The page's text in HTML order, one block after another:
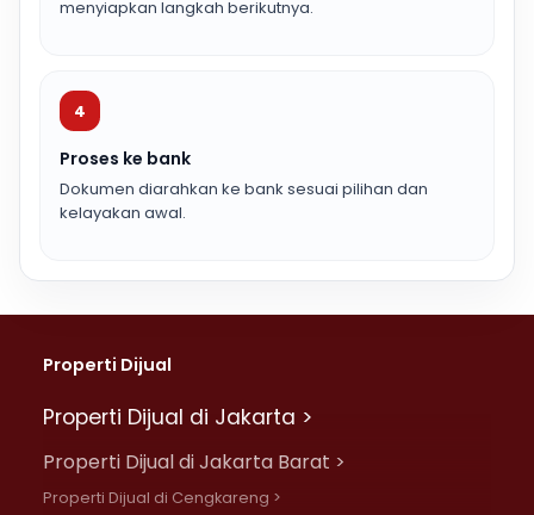
menyiapkan langkah berikutnya.
4
Proses ke bank
Dokumen diarahkan ke bank sesuai pilihan dan
kelayakan awal.
Properti Dijual
Properti Dijual di Jakarta >
Properti Dijual di Jakarta Barat >
Properti Dijual di Cengkareng >